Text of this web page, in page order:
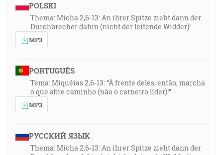
POLSKI
Thema: Micha 2,6-13: An ihrer Spitze zieht dann der
Durchbrecher dahin (nicht der leitende Widder)!
MP3
PORTUGUÊS
Tema: Miquéias 2,6-13: “À frente deles, então, marcha
o que abre caminho (não o carneiro líder)!”
MP3
РУССКИЙ ЯЗЫК
Thema: Micha 2,6-13: An ihrer Spitze zieht dann der